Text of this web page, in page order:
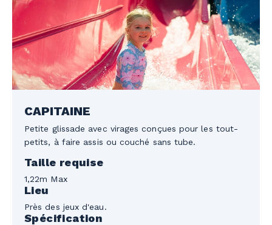
CAPITAINE
Petite glissade avec virages conçues pour les tout-
petits, à faire assis ou couché sans tube.
Taille requise
1,22m Max
Lieu
Près des jeux d'eau.
Spécification